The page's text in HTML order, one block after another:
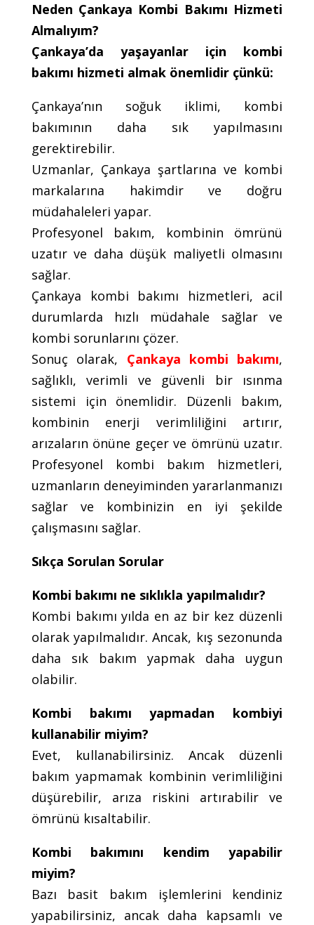
Neden Çankaya Kombi Bakımı Hizmeti
Almalıyım?
Çankaya’da yaşayanlar için kombi
bakımı hizmeti almak önemlidir çünkü:
Çankaya’nın soğuk iklimi, kombi
bakımının daha sık yapılmasını
gerektirebilir.
Uzmanlar, Çankaya şartlarına ve kombi
markalarına hakimdir ve doğru
müdahaleleri yapar.
Profesyonel bakım, kombinin ömrünü
uzatır ve daha düşük maliyetli olmasını
sağlar.
Çankaya kombi bakımı hizmetleri, acil
durumlarda hızlı müdahale sağlar ve
kombi sorunlarını çözer.
Sonuç olarak, Çankaya kombi bakımı,
sağlıklı, verimli ve güvenli bir ısınma
sistemi için önemlidir. Düzenli bakım,
kombinin enerji verimliliğini artırır,
arızaların önüne geçer ve ömrünü uzatır.
Profesyonel kombi bakım hizmetleri,
uzmanların deneyiminden yararlanmanızı
sağlar ve kombinizin en iyi şekilde
çalışmasını sağlar.
Sıkça Sorulan Sorular
Kombi bakımı ne sıklıkla yapılmalıdır?
Kombi bakımı yılda en az bir kez düzenli
olarak yapılmalıdır. Ancak, kış sezonunda
daha sık bakım yapmak daha uygun
olabilir.
Kombi bakımı yapmadan kombiyi
kullanabilir miyim?
Evet, kullanabilirsiniz. Ancak düzenli
bakım yapmamak kombinin verimliliğini
düşürebilir, arıza riskini artırabilir ve
ömrünü kısaltabilir.
Kombi bakımını kendim yapabilir
miyim?
Bazı basit bakım işlemlerini kendiniz
yapabilirsiniz, ancak daha kapsamlı ve